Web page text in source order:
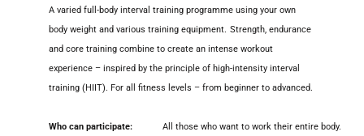
A varied full-body interval training programme using your own
body weight and various training equipment. Strength, endurance
and core training combine to create an intense workout
experience – inspired by the principle of high-intensity interval
training (HIIT). For all fitness levels – from beginner to advanced.
Who can participate:
All those who want to work their entire body.